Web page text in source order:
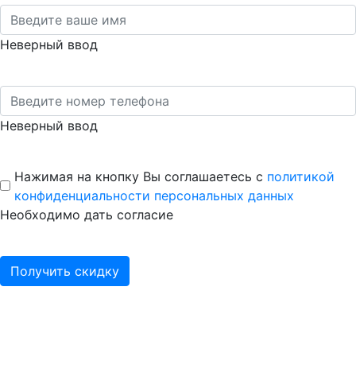
Неверный ввод
Неверный ввод
Нажимая на кнопку Вы соглашаетесь с политикой
конфиденциальности персональных данных
Необходимо дать согласие
Получить скидку